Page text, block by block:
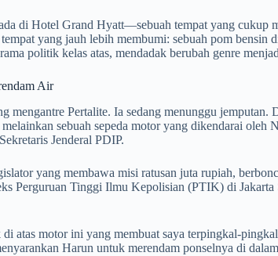
di Hotel Grand Hyatt—sebuah tempat yang cukup
yang jauh lebih membumi: sebuah pom bensin
politik kelas atas, mendadak berubah genre
Air
mengantre Pertalite. Ia sedang menunggu jemputan.
sebuah sepeda motor yang dikendarai oleh
Jenderal PDIP.
yang membawa misi ratusan juta rupiah,
Perguruan Tinggi Ilmu Kepolisian (PTIK) di Jakarta
atas motor ini yang membuat saya terpingkal-
Harun untuk merendam ponselnya di